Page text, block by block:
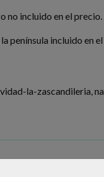
no incluido en el
la península incluido en
la-zascandileria